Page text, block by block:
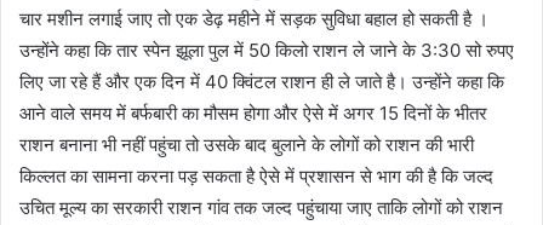
चार मशीन लगाई जाए तो एक डेढ़ महीने में सड़क सुविधा बहाल हो सकती है ।
उन्होंने कहा कि तार स्पेन झूला पुल में 50 किलो राशन ले जाने के 3:30 सो रुपए
लिए जा रहे हैं और एक दिन में 40 क्विंटल राशन ही ले जाते है। उन्होंने कहा कि
आने वाले समय में बर्फबारी का मौसम होगा और ऐसे में अगर 15 दिनों के भीतर
राशन बनाना भी नहीं पहुंचा तो उसके बाद बुलाने के लोगों को राशन की भारी
किल्लत का सामना करना पड़ सकता है ऐसे में प्रशासन से भाग की है कि जल्द
उचित मूल्य का सरकारी राशन गांव तक जल्द पहुंचाया जाए ताकि लोगों को राशन